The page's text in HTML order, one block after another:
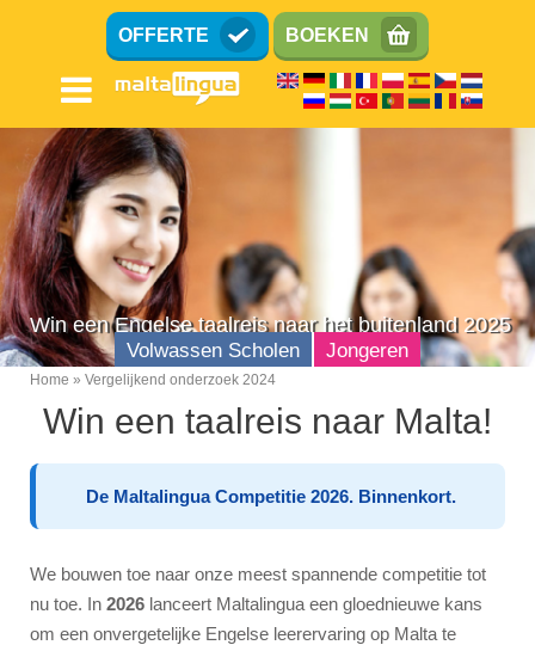
inhoud
gaan
OFFERTE BOEKEN
Volwassen Scholen Jongeren
Win een Engelse taalreis naar het buitenland 2025
Breadcrumb
Home Vergelijkend onderzoek 2024
Win een taalreis naar Malta!
De Maltalingua Competitie 2026. Binnenkort.
We bouwen toe naar onze meest spannende competitie tot
nu toe. In 2026 lanceert Maltalingua een gloednieuwe kans
om een onvergetelijke Engelse leerervaring op Malta te